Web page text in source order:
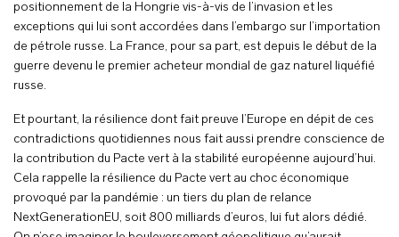
positionnement de la Hongrie vis-à-vis de l’invasion et les
exceptions qui lui sont accordées dans l’embargo sur l’importation
de pétrole russe. La France, pour sa part, est depuis le début de la
guerre devenu le premier acheteur mondial de gaz naturel liquéfié
russe.
Et pourtant, la résilience dont fait preuve l’Europe en dépit de ces
contradictions quotidiennes nous fait aussi prendre conscience de
la contribution du Pacte vert à la stabilité européenne aujourd’hui.
Cela rappelle la résilience du Pacte vert au choc économique
provoqué par la pandémie : un tiers du plan de relance
NextGenerationEU, soit 800 milliards d’euros, lui fut alors dédié.